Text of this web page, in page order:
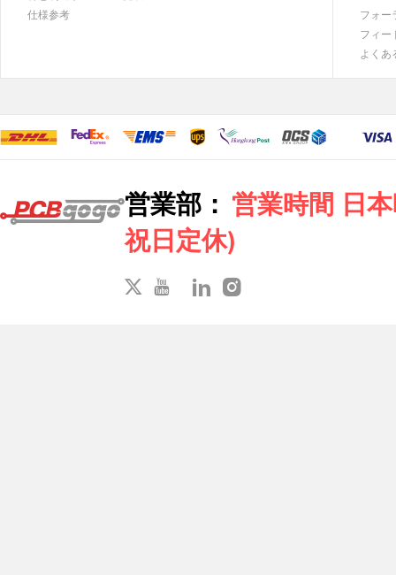
仕様参考
フォー
フィー
よくあ
営業部： 営業時間 日
祝日定休)